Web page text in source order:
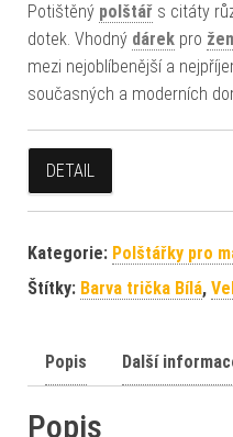
Potištěný polštář s citáty
dotek. Vhodný dárek pro
mezi nejoblíbenější a
současných a moderních
DETAIL
Kategorie: Polštářky pro
Štítky: Barva trička Bílá,
Popis Další
Popis